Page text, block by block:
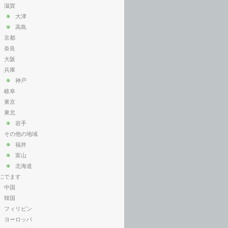
滋賀
大津
高島
京都
奈良
大阪
兵庫
神戸
岐阜
東京
東北
岩手
その他の地域
福井
富山
北海道
でます
中国
韓国
フィリピン
ヨーロッパ